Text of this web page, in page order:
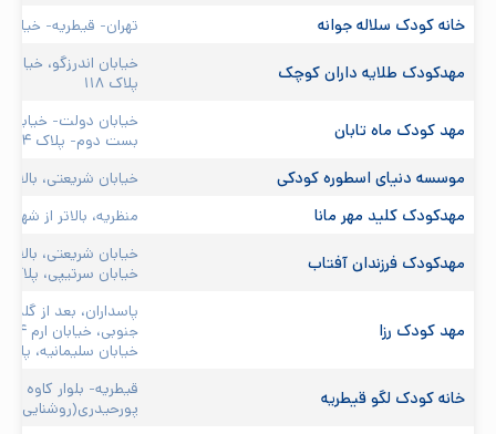
خانه کودک سلاله جوانه
تهران- قیطریه-
مهدکودک طلایه داران کوچک
خیابان اندرزگو،
پلاک ۱۱۸
مهد کودک ماه تابان
خیابان دولت- خیابان
بست دوم- پلاک ۳۴
موسسه دنیای اسطوره کودکی
خیابان شریعتی،‌ بالاتر از میرداماد، کوچه آهور
مهدکودک کلید مهر مانا
منظریه، بالاتر از شهر
مهدکودک فرزندان آفتاب
خیابان شریعتی،
خیابان سرتیپی، پلاک ۲۶
مهد کودک رزا
پاسداران، بعد از
خیابان سلیمانیه، پلاک
خانه کودک لگو قیطریه
قیطریه- بلوار کاوه
پورحیدری(روشنایی